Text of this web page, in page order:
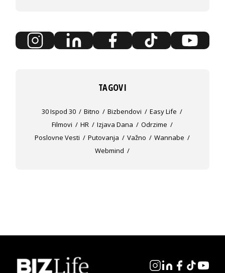
TAGOVI
30 Ispod 30 Bitno Bizbendovi
Easy Life
Filmovi
HR Izjava Dana
Odrzime
Poslovne Vesti
Putovanja Važno
Wannabe
Webmind